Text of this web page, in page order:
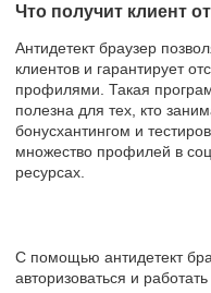
Что получит клиент
Антидетект браузер
клиентов и гарантирует
профилями. Такая
полезна для тех, кто
бонусхантингом и
множество профилей в
ресурсах.
С помощью антидетект
авторизоваться и